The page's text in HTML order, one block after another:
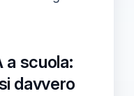
a scuola:
davvero